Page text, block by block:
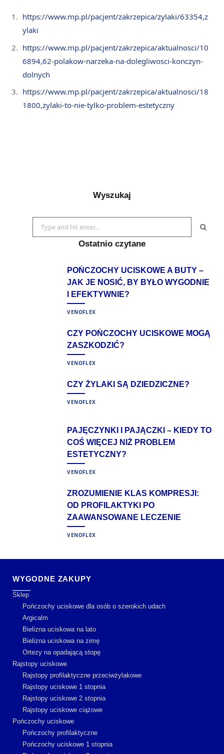
https://www.mp.pl/pacjent/zakrzepica/zylaki/63354,z
ylaki
https://www.mp.pl/pacjent/zakrzepica/aktualnosci/10
6894,62-polakow-narzeka-na-dolegliwosci-konczyn-
dolnych
https://www.mp.pl/pacjent/zakrzepica/aktualnosci/18
1800,zylaki-to-nie-tylko-problem-estetyczny
Wyszukaj
for:
Ostatnio czytane
POŃCZOCHY UCISKOWE A BUTY –
JAK JE NOSIĆ, BY BYŁO WYGODNIE
I EFEKTYWNIE?
VENOFLEX
CZY POŃCZOCHY UCISKOWE MOGĄ
ZASZKODZIĆ?
VENOFLEX
CZY ŻYLAKI SĄ DZIEDZICZNE?
VENOFLEX
PAJĘCZYNKI I PAJĄCZKI – KIEDY TO
COŚ WIĘCEJ NIŻ PROBLEM
ESTETYCZNY?
VENOFLEX
ZROZUMIENIE KLAS KOMPRESJI:
OD PROFILAKTYKI PO
ZAAWANSOWANE LECZENIE
VENOFLEX
WYGODNE ZAKUPY
Sklep
Pończochy uciskowe dla osób o szerokich udach
Argicalm
Bielizna uciskowa na lato
Bielizna uciskowa na zimę
Ortezy na opadającą stopę
Rajstopy uciskowe
Rajstopy profilaktyczne przeciwżylakowe
Rajstopy uciskowe 1 stopnia
Rajstopy uciskowe 2 stopnia
Rajstopy uciskowe ciążowe
Pończochy uciskowe
Pończochy profilaktyczne
Pończochy uciskowe 1 stopnia